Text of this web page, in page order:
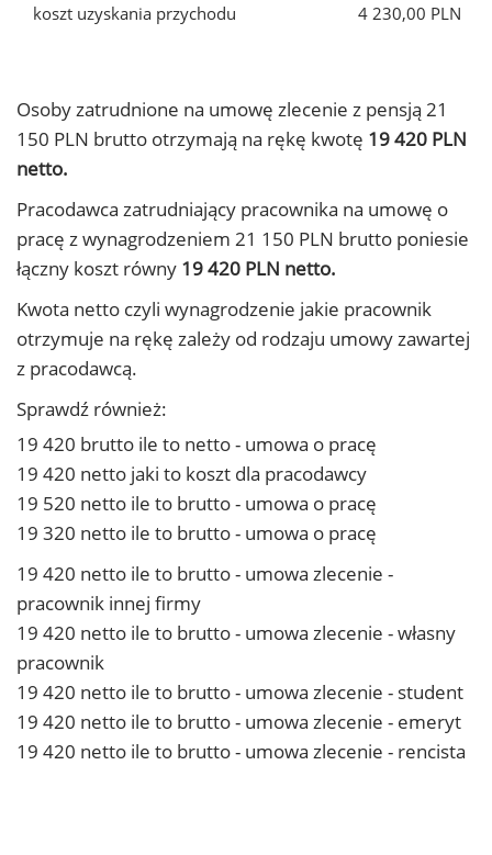
koszt uzyskania przychodu
4 230,00 PLN
Osoby zatrudnione na umowę zlecenie z pensją 21
150 PLN brutto otrzymają na rękę kwotę 19 420 PLN
netto.
Pracodawca zatrudniający pracownika na umowę o
pracę z wynagrodzeniem 21 150 PLN brutto poniesie
łączny koszt równy 19 420 PLN netto.
Kwota netto czyli wynagrodzenie jakie pracownik
otrzymuje na rękę zależy od rodzaju umowy zawartej
z pracodawcą.
Sprawdź również:
19 420 brutto ile to netto - umowa o pracę
19 420 netto jaki to koszt dla pracodawcy
19 520 netto ile to brutto - umowa o pracę
19 320 netto ile to brutto - umowa o pracę
19 420 netto ile to brutto - umowa zlecenie -
pracownik innej firmy
19 420 netto ile to brutto - umowa zlecenie - własny
pracownik
19 420 netto ile to brutto - umowa zlecenie - student
19 420 netto ile to brutto - umowa zlecenie - emeryt
19 420 netto ile to brutto - umowa zlecenie - rencista